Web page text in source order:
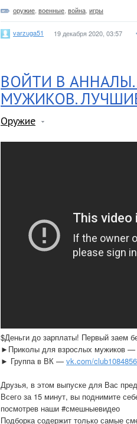
оружие военные война игры
varzuga51 19 декабря 2020, 03:57
ВОЙТИ В
МУЖИКОВ.
Оружие
$Деньги до зарплаты! Первый заем
►Приколы для взрослых мужиков —
► Группа в ВК — vk.com/
Друзья, в этом выпуске для Вас
Всего за 15 минут, вы поднимите
посмотрев наши #смешныевидео
Подборка содержит только самые